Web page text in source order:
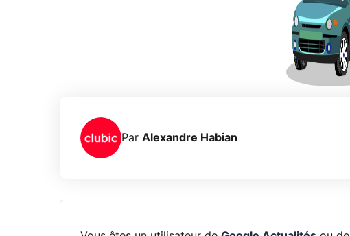
Par Alexandre Habian